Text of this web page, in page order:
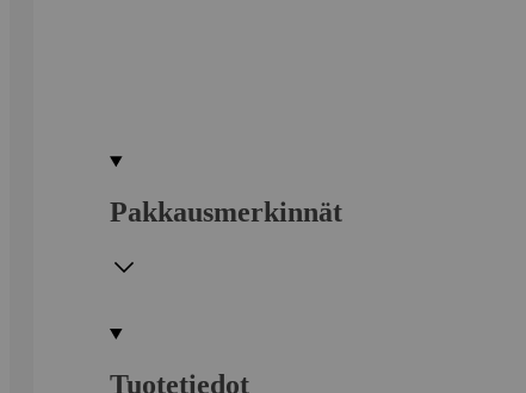
Pakkausmerkinnät
Tuotetiedot